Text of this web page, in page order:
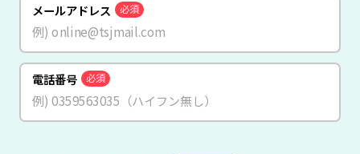
メールアドレス 必須
電話番号 必須